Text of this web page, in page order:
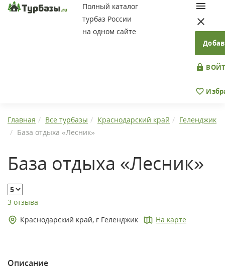
Полный каталог
турбаз России
на одном сайте
Главная Все турбазы Краснодарский край
Геленджик
База отдыха «Лесник»
База отдыха «Лесник»
3 отзыва
Краснодарский край, г Геленджик
На карте
Описание